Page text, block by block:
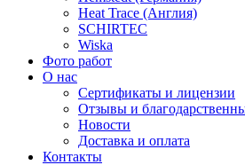
Heat Trace (Англия)
SCHIRTEC
Wiska
Фото работ
О нас
Сертификаты и лицензии
Отзывы и
Новости
Доставка и оплата
Контакты